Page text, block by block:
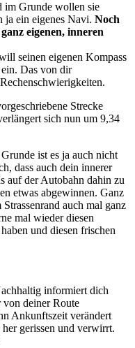
im Grunde wollen sie
ja ein eigenes Navi. Noch
eigenen, inneren
seinen eigenen Kompass
ein. Das von dir
Strecke
sich nun um 9,34
ist es ja auch nicht
dass auch dein innerer
auf der Autobahn dahin zu
etwas abgewinnen. Ganz
auch mal ganz
mal wieder diesen
und diesen frischen
informiert dich
von deiner Route
Ankunftszeit verändert
gerissen und verwirrt.